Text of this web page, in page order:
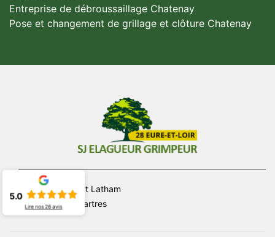
Entreprise de débroussaillage Chatenay
Pose et changement de grillage et clôture Chatenay
Rue Hubert Latham
28000 Chartres
5.0
Lire nos26avis